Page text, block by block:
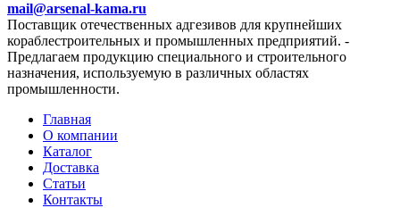
mail@arsenal-kama.ru
Поставщик отечественных адгезивов для крупнейших
кораблестроительных и промышленных предприятий. -
Предлагаем продукцию специального и строительного
назначения, используемую в различных областях
промышленности.
Главная
О компании
Каталог
Доставка
Статьи
Контакты